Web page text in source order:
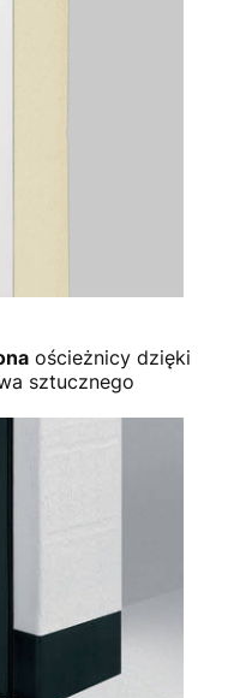
ościeżnicy dzięki
sztucznego